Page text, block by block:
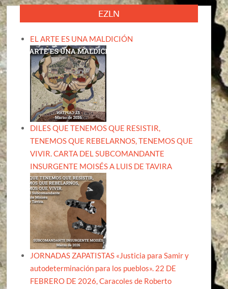
EZLN
EL ARTE ES UNA MALDICIÓN
DILES QUE TENEMOS QUE RESISTIR,
TENEMOS QUE REBELARNOS, TENEMOS QUE
VIVIR. CARTA DEL SUBCOMANDANTE
INSURGENTE MOISÉS A LUIS DE TAVIRA
JORNADAS ZAPATISTAS «Justicia para Samir y
autodeterminación para los pueblos». 22 DE
FEBRERO DE 2026, Caracoles de Roberto